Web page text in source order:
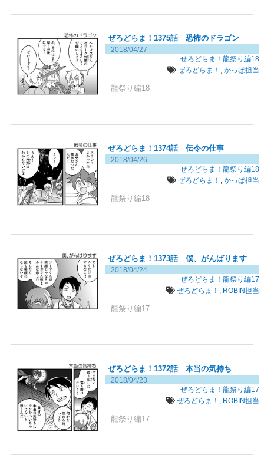
ぜろどらま！1375話 恐怖のドラゴン
2018/04/27
ぜろどらま！龍祭り編18
ぜろどらま！ ,かっぱ担当
龍祭り編18
ぜろどらま！1374話 伝令の仕事
2018/04/26
ぜろどらま！龍祭り編18
ぜろどらま！ ,かっぱ担当
龍祭り編18
ぜろどらま！1373話 僕、がんばります
2018/04/24
ぜろどらま！龍祭り編17
ぜろどらま！
ROBIN担当
龍祭り編17
ぜろどらま！1372話 本当の気持ち
2018/04/23
ぜろどらま！龍祭り編17
ぜろどらま！
ROBIN担当
龍祭り編17